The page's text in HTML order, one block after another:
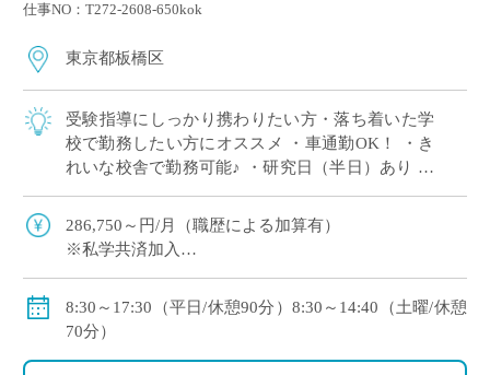
仕事NO：T272-2608-650kok
東京都板橋区
受験指導にしっかり携わりたい方・落ち着いた学
校で勤務したい方にオススメ ・車通勤OK！ ・き
れいな校舎で勤務可能♪ ・研究日（半日）あり ・
入れています
286,750～円/月（職歴による加算有）
※私学共済加入
8:30～17:30（平日/休憩90分）8:30～14:40（土曜/休憩
70分）